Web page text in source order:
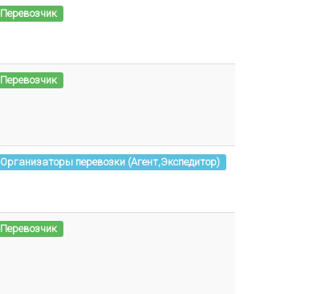
Перевозчик
Перевозчик
Организаторы перевозки (Агент,Экспедитор)
Перевозчик